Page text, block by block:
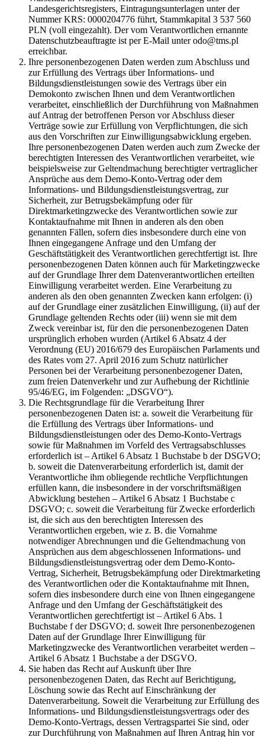
Landesgerichtsregisters, Eintragungsunterlagen unter der
Nummer KRS: 0000204776 führt, Stammkapital 3 537 560
PLN (voll eingezahlt). Der vom Verantwortlichen ernannte
Datenschutzbeauftragte ist per E-Mail unter odo@tms.pl
erreichbar.
Ihre personenbezogenen Daten werden zum Abschluss und
zur Erfüllung des Vertrags über Informations- und
Bildungsdienstleistungen sowie des Vertrags über ein
Demokonto zwischen Ihnen und dem Verantwortlichen
verarbeitet, einschließlich der Durchführung von Maßnahmen
auf Antrag der betroffenen Person vor Abschluss dieser
Verträge sowie zur Erfüllung von Verpflichtungen, die sich
aus den Vorschriften zur Einwilligungsabwicklung ergeben.
Ihre personenbezogenen Daten werden auch zum Zwecke der
berechtigten Interessen des Verantwortlichen verarbeitet, wie
beispielsweise zur Geltendmachung berechtigter vertraglicher
Ansprüche aus dem Demo-Konto-Vertrag oder dem
Informations- und Bildungsdienstleistungsvertrag, zur
Sicherheit, zur Betrugsbekämpfung oder für
Direktmarketingzwecke des Verantwortlichen sowie zur
Kontaktaufnahme mit Ihnen in anderen als den oben
genannten Fällen, sofern dies insbesondere durch eine von
Ihnen eingegangene Anfrage und den Umfang der
Geschäftstätigkeit des Verantwortlichen gerechtfertigt ist. Ihre
personenbezogenen Daten können auch für Marketingzwecke
auf der Grundlage Ihrer dem Datenverantwortlichen erteilten
Einwilligung verarbeitet werden. Eine Verarbeitung zu
anderen als den oben genannten Zwecken kann erfolgen: (i)
auf der Grundlage einer zusätzlichen Einwilligung, (ii) auf der
Grundlage geltenden Rechts oder (iii) wenn sie mit dem
Zweck vereinbar ist, für den die personenbezogenen Daten
ursprünglich erhoben wurden (Artikel 6 Absatz 4 der
Verordnung (EU) 2016/679 des Europäischen Parlaments und
des Rates vom 27. April 2016 zum Schutz natürlicher
Personen bei der Verarbeitung personenbezogener Daten,
zum freien Datenverkehr und zur Aufhebung der Richtlinie
95/46/EG, im Folgenden: „DSGVO“).
Die Rechtsgrundlage für die Verarbeitung Ihrer
personenbezogenen Daten ist: a. soweit die Verarbeitung für
die Erfüllung des Vertrags über Informations- und
Bildungsdienstleistungen oder des Demo-Konto-Vertrags
sowie für Maßnahmen im Vorfeld des Vertragsabschlusses
erforderlich ist – Artikel 6 Absatz 1 Buchstabe b der DSGVO;
b. soweit die Datenverarbeitung erforderlich ist, damit der
Verantwortliche ihm obliegende rechtliche Verpflichtungen
erfüllen kann, die insbesondere in der vorschriftsmäßigen
Abwicklung bestehen – Artikel 6 Absatz 1 Buchstabe c
DSGVO; c. soweit die Verarbeitung für Zwecke erforderlich
ist, die sich aus den berechtigten Interessen des
Verantwortlichen ergeben, wie z. B. die Vornahme
notwendiger Abrechnungen und die Geltendmachung von
Ansprüchen aus dem abgeschlossenen Informations- und
Bildungsdienstleistungsvertrag oder dem Demo-Konto-
Vertrag, Sicherheit, Betrugsbekämpfung oder Direktmarketing
des Verantwortlichen oder die Kontaktaufnahme mit Ihnen,
sofern dies insbesondere durch eine von Ihnen eingegangene
Anfrage und den Umfang der Geschäftstätigkeit des
Verantwortlichen gerechtfertigt ist – Artikel 6 Abs. 1
Buchstabe f der DSGVO; d. soweit Ihre personenbezogenen
Daten auf der Grundlage Ihrer Einwilligung für
Marketingzwecke des Verantwortlichen verarbeitet werden –
Artikel 6 Absatz 1 Buchstabe a der DSGVO.
Sie haben das Recht auf Auskunft über Ihre
personenbezogenen Daten, das Recht auf Berichtigung,
Löschung sowie das Recht auf Einschränkung der
Datenverarbeitung. Soweit die Verarbeitung zur Erfüllung des
Informations- und Bildungsdienstleistungsvertrags oder des
Demo-Konto-Vertrags, dessen Vertragspartei Sie sind, oder
zur Durchführung von Maßnahmen auf Ihren Antrag hin vor